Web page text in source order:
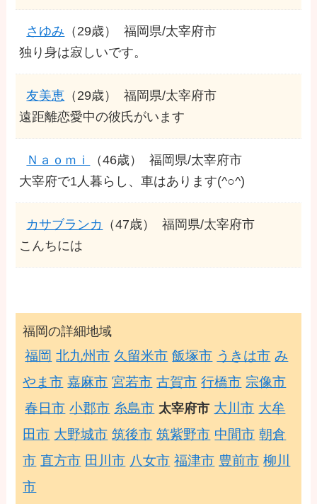
さゆみ （29歳）
福岡県/太宰府市
独り身は寂しいです。
友美恵 （29歳）
福岡県/太宰府市
遠距離恋愛中の彼氏がいます
Ｎａｏｍｉ （46歳）
福岡県/太宰府市
大宰府で1人暮らし、車はあります(^○^)
カサブランカ （47歳）
福岡県/太宰府市
こんちには
福岡の詳細地域
福岡 北九州市 久留米市 飯塚市 うきは市 み
やま市 嘉麻市 宮若市 古賀市 行橋市 宗像市
春日市 小郡市 糸島市 太宰府市 大川市 大牟
田市 大野城市 筑後市 筑紫野市 中間市 朝倉
市 直方市 田川市 八女市 福津市 豊前市 柳川
市